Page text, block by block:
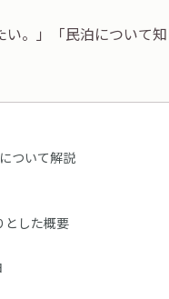
い。」「民泊について
ついて解説
とした概要